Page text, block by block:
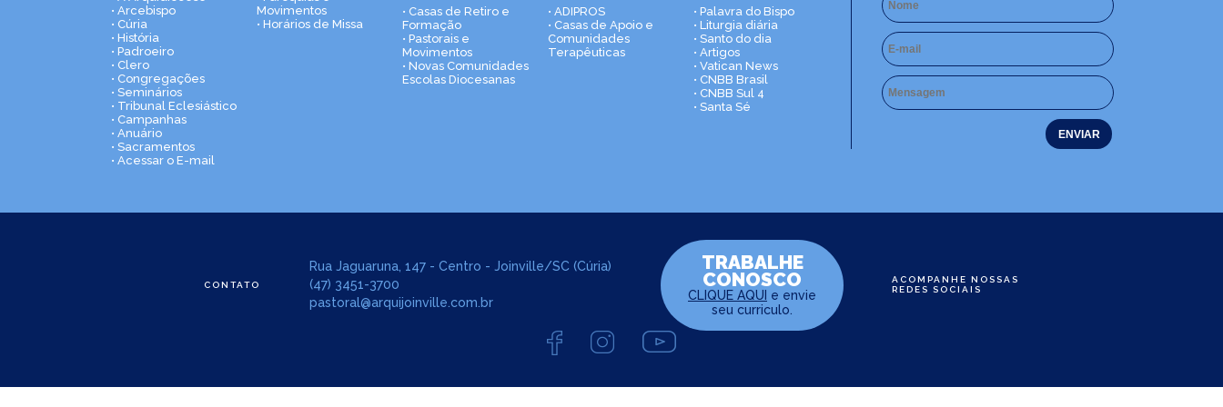
• Arcebispo
• Cúria
• História
• Padroeiro
• Clero
• Congregações
• Seminários
• Tribunal Eclesiástico
• Campanhas
• Anuário
• Sacramentos
• Acessar o E-mail
Movimentos
• Horários de Missa
• Casas de Retiro e
Formação
• Pastorais e
Movimentos
• Novas Comunidades
Escolas Diocesanas
• ADIPROS
• Casas de Apoio e
Comunidades
Terapêuticas
• Palavra do Bispo
• Liturgia diária
• Santo do dia
• Artigos
• Vatican News
• CNBB Brasil
• CNBB Sul 4
• Santa Sé
CONTATO
Rua Jaguaruna, 147 - Centro - Joinville/SC (Cúria)
(47) 3451-3700
pastoral@arquijoinville.com.br
TRABALHE
CONOSCO
CLIQUE AQUI e envie
seu curriculo.
ACOMPANHE NOSSAS
REDES SOCIAIS